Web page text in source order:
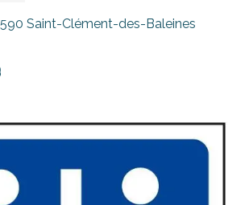
Saint-Clément-des-Baleines
aux favoris